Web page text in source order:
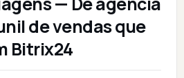
de vendas que
Bitrix24